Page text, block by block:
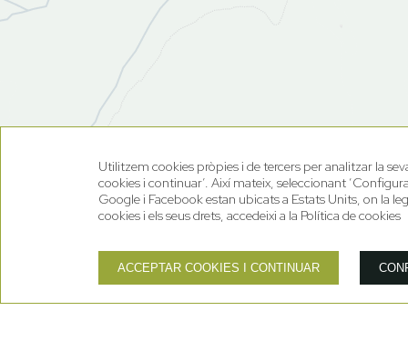
Utilitzem cookies pròpies i de tercers per analitzar la
cookies i continuar’. Així mateix, seleccionant
Google i Facebook estan ubicats a Estats Units, on la
cookies i els seus drets, accedeixi a la Política de cookies
ACCEPTAR COOKIES I CONTINUAR